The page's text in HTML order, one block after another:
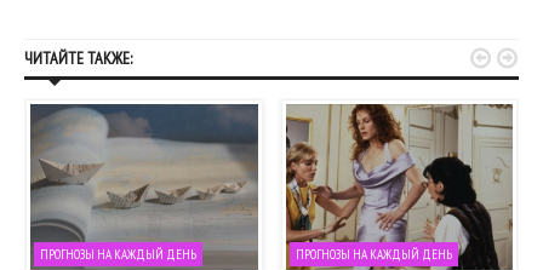
ЧИТАЙТЕ ТАКЖЕ:
ПРОГНОЗЫ НА КАЖДЫЙ ДЕНЬ ПРОГНОЗЫ НА КАЖДЫЙ ДЕНЬ
 